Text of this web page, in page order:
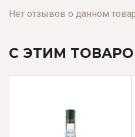
Нет отзывов о данном
С ЭТИМ